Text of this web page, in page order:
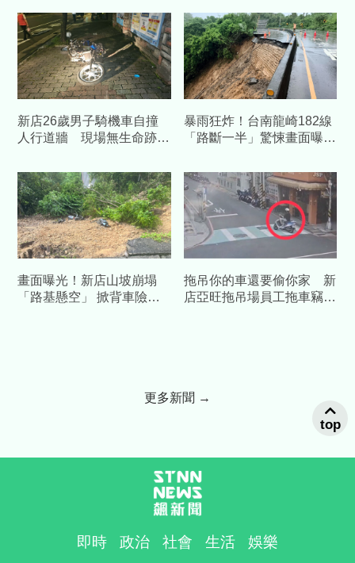
新店26歲男子騎機車自撞
人行道牆 現場無生命跡象
暴雨狂炸！台南龍崎182線
「路斷一半」驚悚畫面曝
畫面曝光！新店山坡崩塌
「路基懸空」 掀背車險墜
拖吊你的車還要偷你家 新
店亞旺拖吊場員工拖車竊鑰
更多新聞 →
即時 政治 社會 生活 娛樂
top